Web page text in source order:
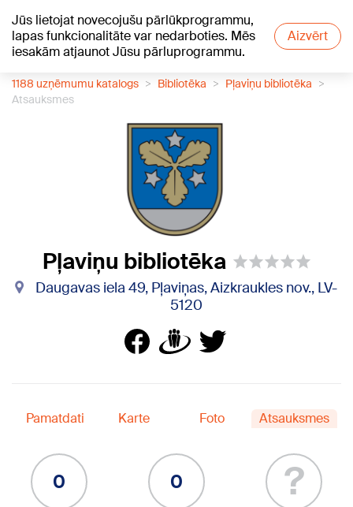
Jūs lietojat novecojušu pārlūkprogrammu,
lapas funkcionalitāte var nedarboties. Mēs
iesakām atjaunot Jūsu pārluprogrammu.
Aizvērt
+17°C
1188 uzņēmumu katalogs Bibliotēka
Pļaviņu bibliotēka
Atsauksmes
Pļaviņu bibliotēka
Daugavas iela 49, Pļaviņas, Aizkraukles nov., LV-
5120
Pamatdati Karte Foto Atsauksmes
0 0 ?